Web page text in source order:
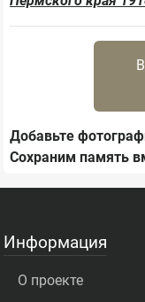
Добавьте
Сохраним память
Информация
О проекте